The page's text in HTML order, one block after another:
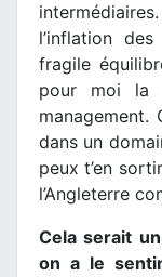
l’inflation
fragile
pour moi la
management.
dans un
peux t’en
l’Angleterre
Cela serait
on a le